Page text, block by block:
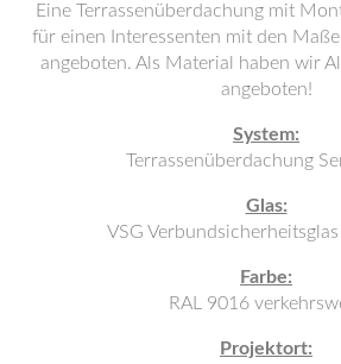
Eine Terrassenüberdachung mit
für einen Interessenten mit den
angeboten. Als Material haben wir
angeboten!
System:
Terrassenüberdachung
Glas:
VSG
Farbe:
RAL 9016
Projektort: